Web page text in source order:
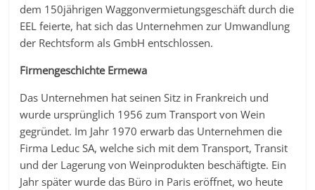
dem 150jährigen Waggonvermietungsgeschäft durch die
EEL feierte, hat sich das Unternehmen zur Umwandlung
der Rechtsform als GmbH entschlossen.
Firmengeschichte Ermewa
Das Unternehmen hat seinen Sitz in Frankreich und
wurde ursprünglich 1956 zum Transport von Wein
gegründet. Im Jahr 1970 erwarb das Unternehmen die
Firma Leduc SA, welche sich mit dem Transport, Transit
und der Lagerung von Weinprodukten beschäftigte. Ein
Jahr später wurde das Büro in Paris eröffnet, wo heute